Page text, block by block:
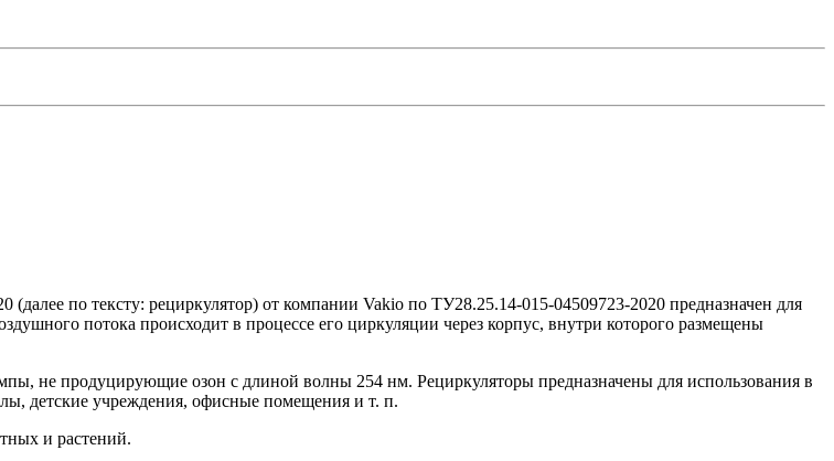
по тексту: рециркулятор) от компании Vakio по ТУ28.25.14-015-04509723-2020 предназначен для
потока происходит в процессе его циркуляции через корпус, внутри которого размещены
не продуцирующие озон с длиной волны 254 нм. Рециркуляторы предназначены для использования в
детские учреждения, офисные помещения и т. п.
и растений.